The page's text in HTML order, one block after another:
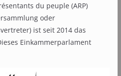
du peuple (ARP)
oder
ist seit 2014 das
Einkammerparlament